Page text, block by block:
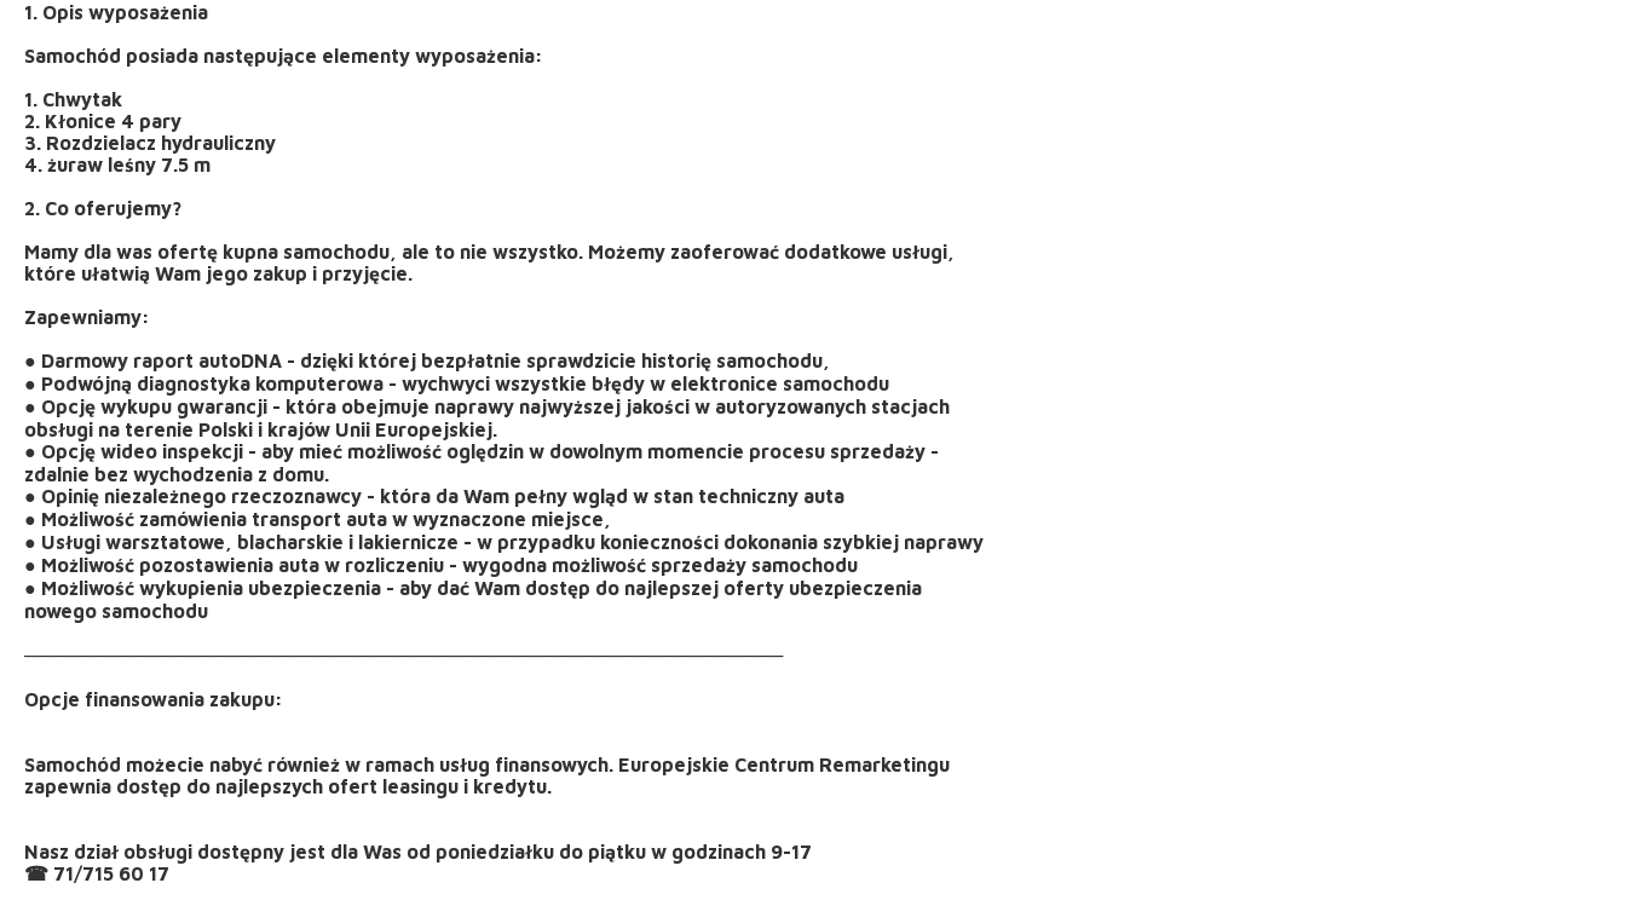
1. Opis wyposażenia
Samochód posiada następujące elementy wyposażenia:
1. Chwytak
2. Kłonice 4 pary
3. Rozdzielacz hydrauliczny
4. żuraw leśny 7.5 m
2. Co oferujemy?
Mamy dla was ofertę kupna samochodu, ale to nie wszystko. Możemy zaoferować dodatkowe usługi,
które ułatwią Wam jego zakup i przyjęcie.
Zapewniamy:
● Darmowy raport autoDNA - dzięki której bezpłatnie sprawdzicie historię samochodu,
● Podwójną diagnostyka komputerowa - wychwyci wszystkie błędy w elektronice samochodu
● Opcję wykupu gwarancji - która obejmuje naprawy najwyższej jakości w autoryzowanych stacjach
obsługi na terenie Polski i krajów Unii Europejskiej.
● Opcję wideo inspekcji - aby mieć możliwość oględzin w dowolnym momencie procesu sprzedaży -
zdalnie bez wychodzenia z domu.
● Opinię niezależnego rzeczoznawcy - która da Wam pełny wgląd w stan techniczny auta
● Możliwość zamówienia transport auta w wyznaczone miejsce,
● Usługi warsztatowe, blacharskie i lakiernicze - w przypadku konieczności dokonania szybkiej naprawy
● Możliwość pozostawienia auta w rozliczeniu - wygodna możliwość sprzedaży samochodu
● Możliwość wykupienia ubezpieczenia - aby dać Wam dostęp do najlepszej oferty ubezpieczenia
nowego samochodu
─────────────────────────────────────────────────────────
Opcje finansowania zakupu:
Samochód możecie nabyć również w ramach usług finansowych. Europejskie Centrum Remarketingu
zapewnia dostęp do najlepszych ofert leasingu i kredytu.
Nasz dział obsługi dostępny jest dla Was od poniedziałku do piątku w godzinach 9-17
☎ 71/715 60 17